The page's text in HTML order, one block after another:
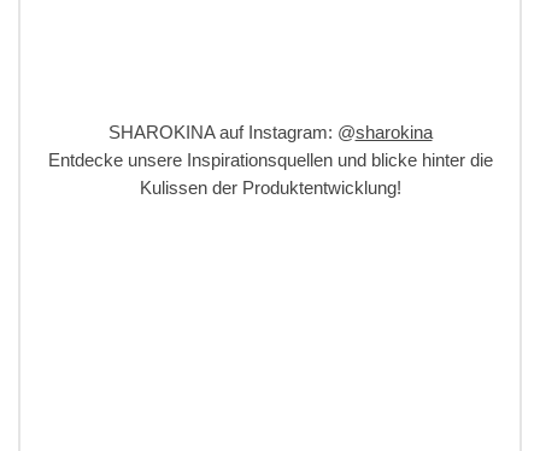
SHAROKINA auf Instagram: @sharokina
Entdecke unsere Inspirationsquellen und blicke hinter die
Kulissen der Produktentwicklung!